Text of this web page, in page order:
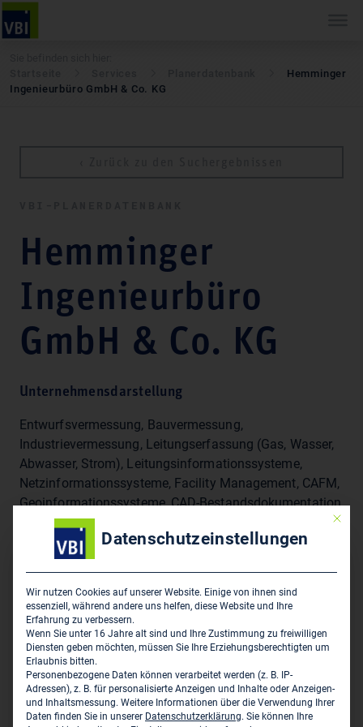
Hemminger
Ingenieurbüro GmbH & Co. KG
Hemminger
Ingenieurbüro
GmbH & Co. KG
Unternehmensdarstellung
Entwurfsvermessung, Bauvermessung,
Industrievermessung, Leitungserfassung (Gas, Wasser,
Abwasser, Strom), Leitungsinformationssysteme,
Netzinformationssysteme, Facility Management, CAFM,
Geoinformationssysteme, CAD-Bestandsdokumentation,
Informationsmanagement, Consulting,
Hauptsitz des Unternehmens
Hemminger Ingenieurbüro GmbH & Co. KG
Röntgenstraße 1/1
D-73730 Esslingen
0711 939 44 0
0711 939 44 55
Mit
Datenschutzeinstellungen
Wir nutzen Cookies auf unserer Website. Einige von ihnen sind
essenziell, während andere uns helfen, diese Website und Ihre
Erfahrung zu verbessern.
Wenn Sie unter 16 Jahre alt sind und Ihre Zustimmung zu freiwilligen
Diensten geben möchten, müssen Sie Ihre Erziehungsberechtigten um
Erlaubnis bitten.
Personenbezogene Daten können verarbeitet werden (z. B. IP-
Adressen), z. B. für personalisierte Anzeigen und Inhalte oder Anzeigen-
und Inhaltsmessung. Weitere Informationen über die Verwendung Ihrer
Daten finden Sie in unserer Datenschutzerklärung. Sie können Ihre